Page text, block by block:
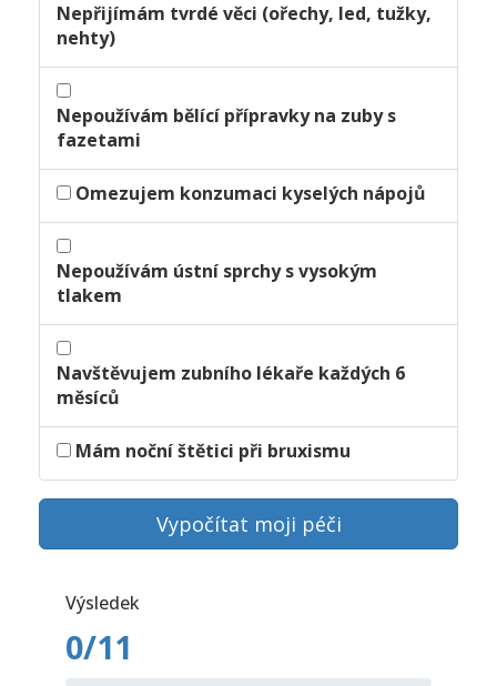
Nepřijímám tvrdé věci (ořechy, led, tužky,
nehty)
Nepoužívám bělící přípravky na zuby s
fazetami
Omezujem konzumaci kyselých nápojů
Nepoužívám ústní sprchy s vysokým
tlakem
Navštěvujem zubního lékaře každých 6
měsíců
Mám noční štětici při bruxismu
Vypočítat moji péči
Výsledek
0/11